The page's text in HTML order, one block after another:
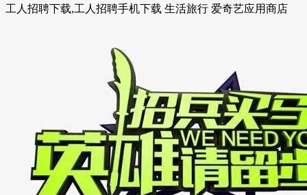
工人招聘下载,工人招聘手机下载 生活旅行 爱奇艺应用商店